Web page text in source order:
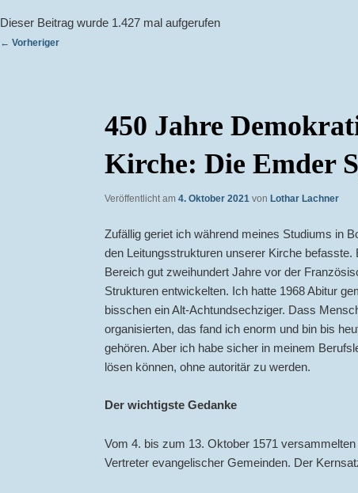
Dieser Beitrag wurde 1.427 mal aufgerufen
Beitragsnavigation
← Vorheriger
450 Jahre
Kirche: Die Emder
Veröffentlicht am 4. Oktober 2021 von Lothar Lachner
Zufällig geriet ich während meines Studiums in
den Leitungsstrukturen unserer Kirche
Bereich gut zweihundert Jahre vor der
Strukturen entwickelten. Ich hatte 1968 Abitur
bisschen ein Alt-Achtundsechziger. Dass
organisierten, das fand ich enorm und bin bis
gehören. Aber ich habe sicher in meinem
lösen können, ohne autoritär zu werden.
Der wichtigste Gedanke
Vom 4. bis zum 13. Oktober 1571
Vertreter evangelischer Gemeinden. Der